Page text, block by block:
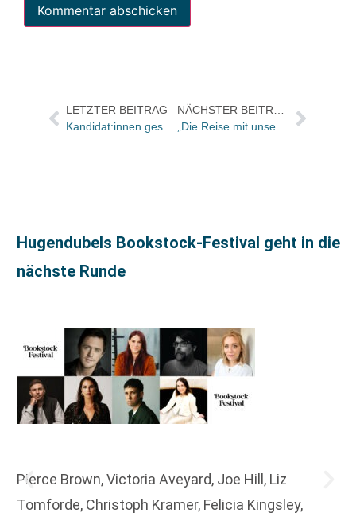
LETZTER BEITRAG
Kandidat:innen gesucht für Das Literarische Quartett spezial U21
Hugendubels Bookstock-Festival geht in die
nächste Runde
Pierce Brown, Victoria Aveyard, Joe Hill, Liz
Tomforde, Christoph Kramer, Felicia Kingsley,